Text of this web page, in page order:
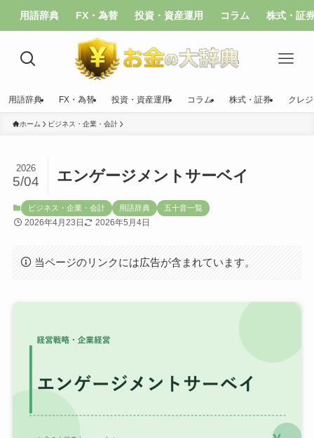
用語辞典 FX・為替 投資・資産運用 コラム 株式・証
用語辞典 FX・為替 投資・資産運用 コラム 株式・証券 クレ
ホーム ビジネス・企業・会計
エンゲージメントサーベイ
2026
5/04
ビジネス・企業・会計 用語辞典 五十音一覧
2026年4月23日 2026年5月4日
当ページのリンクには広告が含まれています。